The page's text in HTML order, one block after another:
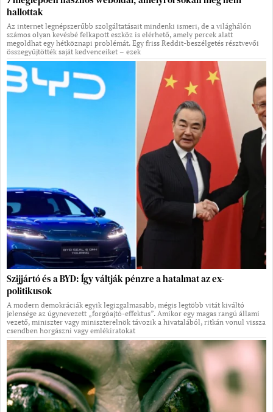
hallottak
Az internet legnépszerűbb szolgáltatásait mindenki ismeri, de a világhálón
számos olyan kevésbé felkapott eszköz is elérhető, amely percek alatt
megoldhat egy hétköznapi problémát. Egy friss Reddit-beszélgetés résztvevői
összegyűjtötték saját kedvenceiket – ezek
Szijjártó és a BYD: Így váltják pénzre a hatalmat az ex-
politikusok
A modern demokráciák egyik legizgalmasabb, mégis legtöbb vitát kiváltó
jelensége az úgynevezett „forgóajtó-effektus”. Amikor egy magas rangú állami
vezető, miniszter vagy miniszterelnök távozik a hivatalából, ritkán vonul vissza
csendben horgászni vagy emlékiratokat